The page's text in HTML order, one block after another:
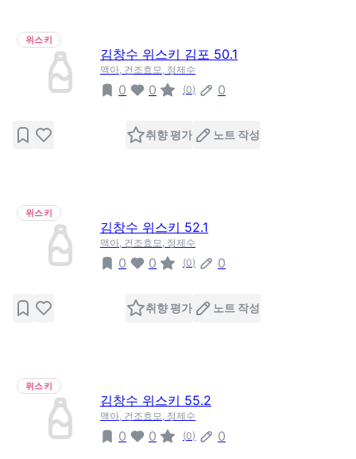
위스키
김창수 위스키 김포 50.1
맥아, 건조효모, 정제수
0 0 (0) 0
취향 평가 노트 작성
위스키
김창수 위스키 52.1
맥아, 건조효모, 정제수
0 0 (0) 0
취향 평가 노트 작성
위스키
김창수 위스키 55.2
맥아, 건조효모, 정제수
0 0 (0) 0